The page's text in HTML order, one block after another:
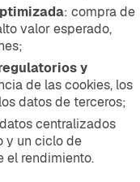
: compra de
valor esperado,
y
de las cookies, los
datos de terceros;
centralizados
y un ciclo de
el rendimiento.